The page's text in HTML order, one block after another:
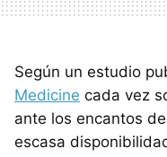
Según un estudio
Medicine cada vez
ante los encantos
escasa